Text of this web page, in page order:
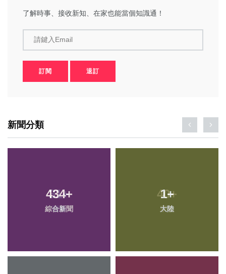
了解時事、接收新知、在家也能當個知識通！
請鍵入Email
訂閱 退訂
新聞分類
434+
綜合新聞
1+
大陸